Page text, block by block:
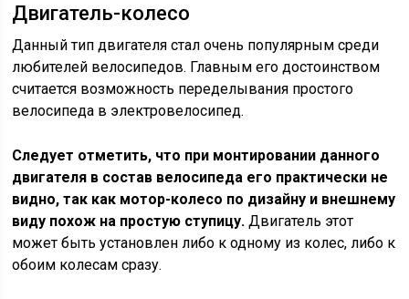
Двигатель-колесо
Данный тип двигателя стал очень популярным среди
любителей велосипедов. Главным его достоинством
считается возможность переделывания простого
велосипеда в электровелосипед.
Следует отметить, что при монтировании данного
двигателя в состав велосипеда его практически не
видно, так как мотор-колесо по дизайну и внешнему
виду похож на простую ступицу. Двигатель этот
может быть установлен либо к одному из колес, либо к
обоим колесам сразу.